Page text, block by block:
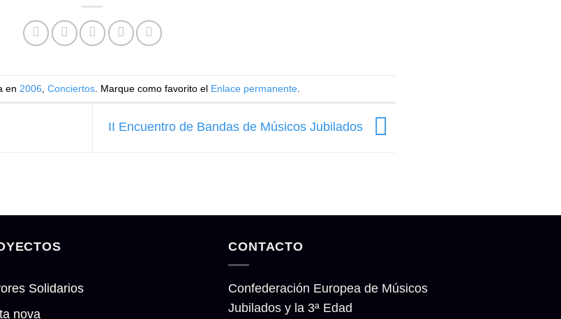
en 2006 Conciertos . Marque como favorito el Enlace permanente
II Encuentro de Bandas de Músicos Jubilados
Solidarios
nova
CONTACTO
Confederación Europea de Músicos
Jubilados y la 3ª Edad